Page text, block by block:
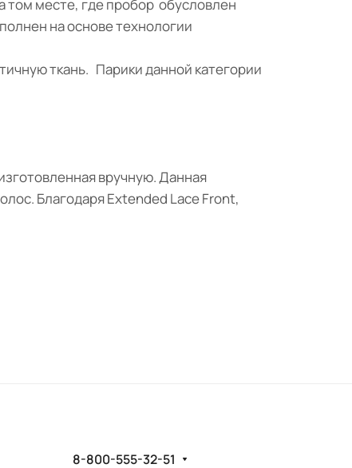
том месте, где пробор обусловлен
на основе технологии
ткань. Парики данной категории
вручную. Данная
Благодаря Extended Lace Front,
8-800-555-32-51